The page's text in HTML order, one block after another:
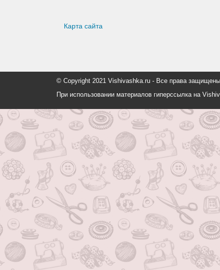
Карта сайта
© Copyright 2021 Vishivashka.ru - Все права
При использовании материалов гиперссылка на